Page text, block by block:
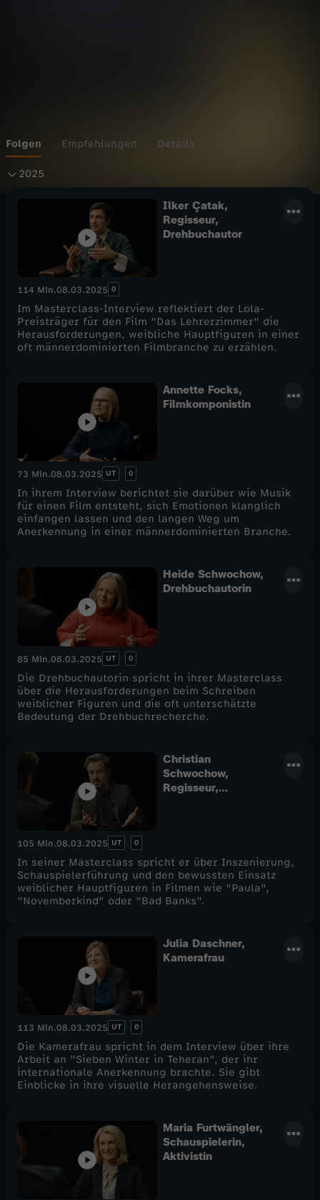
s
Folgen Empfehlungen Details
2025
2
Ilker Çatak,
Regisseur,
Drehbuchautor
114 Min.08.03.2025 0
Im Masterclass-Interview reflektiert der Lola-
Preisträger für den Film "Das Lehrerzimmer" die
Herausforderungen, weibliche Hauptfiguren in einer
oft männerdominierten Filmbranche zu erzählen.
Annette Focks,
Filmkomponistin
73 Min.08.03.2025 UT 0
In ihrem Interview berichtet sie darüber wie Musik
für einen Film entsteht, sich Emotionen klanglich
einfangen lassen und den langen Weg um
Anerkennung in einer männerdominierten Branche.
Heide Schwochow,
Drehbuchautorin
85 Min.08.03.2025 UT 0
Die Drehbuchautorin spricht in ihrer Masterclass
über die Herausforderungen beim Schreiben
weiblicher Figuren und die oft unterschätzte
Bedeutung der Drehbuchrecherche.
Christian
Schwochow,
Regisseur,
105 Min.08.03.2025 UT 0
In seiner Masterclass spricht er über Inszenierung,
Schauspielerführung und den bewussten Einsatz
weiblicher Hauptfiguren in Filmen wie "Paula",
"Novemberkind" oder "Bad Banks".
Julia Daschner,
Kamerafrau
113 Min.08.03.2025 UT 0
Die Kamerafrau spricht in dem Interview über ihre
Arbeit an "Sieben Winter in Teheran", der ihr
internationale Anerkennung brachte. Sie gibt
Einblicke in ihre visuelle Herangehensweise.
Maria Furtwängler,
Schauspielerin,
Aktivistin